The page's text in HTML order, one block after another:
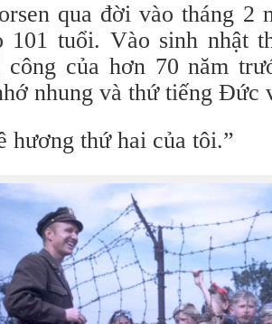
qua đời vào tháng 2
101 tuổi. Vào sinh nhật
công của hơn 70 năm
nhung và thứ tiếng Đức
hương thứ hai của tôi.”